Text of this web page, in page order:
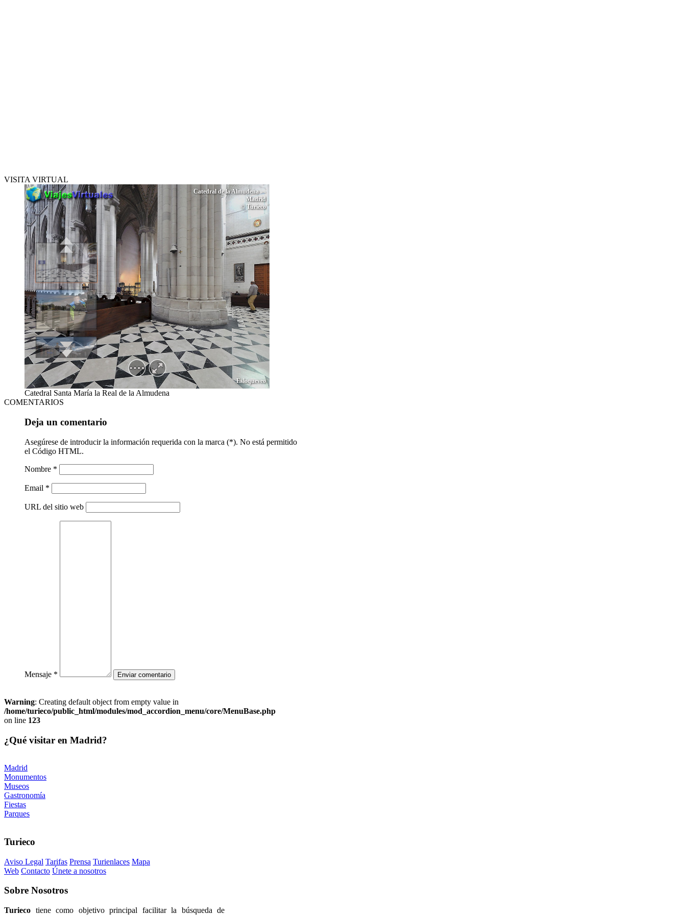
VISITA VIRTUAL
Catedral Santa María la Real de la Almudena
COMENTARIOS
Deja un comentario
Asegúrese de introducir la información requerida con la marca (*). No está permitido
el Código HTML.
Nombre *
Email *
URL del sitio web
Mensaje *
Warning: Creating default object from empty value in
/home/turieco/public_html/modules/mod_accordion_menu/core/MenuBase.php
on line 123
¿Qué visitar en Madrid?
Madrid
Monumentos
Museos
Gastronomía
Fiestas
Parques
Turieco
Aviso Legal Tarifas Prensa Turienlaces Mapa
Web Contacto Únete a nosotros
Sobre Nosotros
Turieco tiene como objetivo principal facilitar la búsqueda de